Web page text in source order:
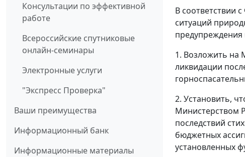
Консультации по эффективной
работе
Всероссийские спутниковые
онлайн-семинары
Электронные услуги
"Экспресс Проверка"
Ваши преимущества
Информационный банк
Информационные материалы
В соответствии
ситуаций
1. Возложить на
ликвидации
2. Установить,
Министерством
последствий
бюджетных
установленных